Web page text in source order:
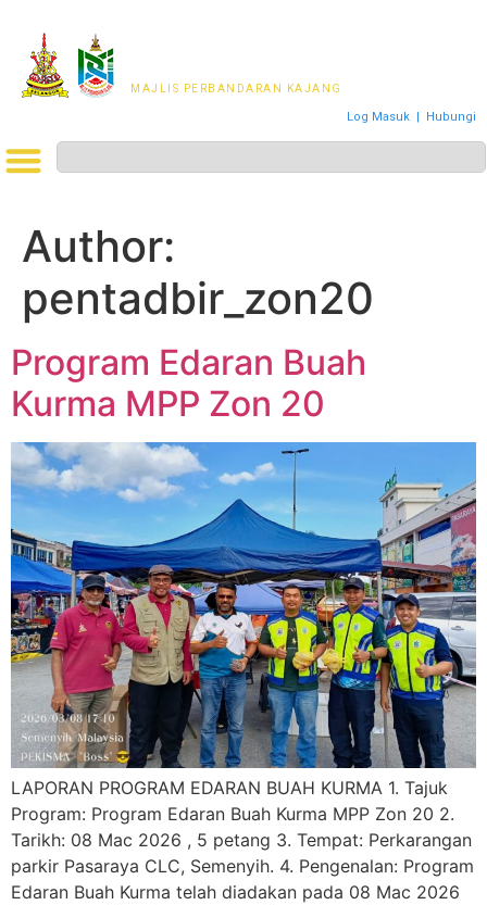
MAJLIS PERBANDARAN KAJANG
Log Masuk | Hubungi
Author:
pentadbir_zon20
Program Edaran Buah
Kurma MPP Zon 20
LAPORAN PROGRAM EDARAN BUAH KURMA 1. Tajuk
Program: Program Edaran Buah Kurma MPP Zon 20 2.
Tarikh: 08 Mac 2026 , 5 petang 3. Tempat: Perkarangan
parkir Pasaraya CLC, Semenyih. 4. Pengenalan: Program
Edaran Buah Kurma telah diadakan pada 08 Mac 2026